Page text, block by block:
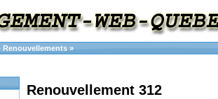
Renouvellements »
Renouvellement 312